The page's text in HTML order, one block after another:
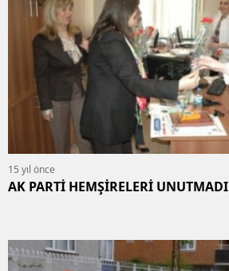
15 yıl önce
AK PARTİ HEMŞİRELERİ UNUTMADI